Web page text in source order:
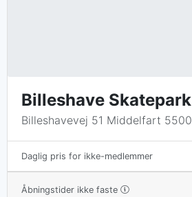
Billeshave Skatepark
Billeshavevej 51 Middelfart 5500
Daglig pris for ikke-medlemmer
Åbningstider ikke faste